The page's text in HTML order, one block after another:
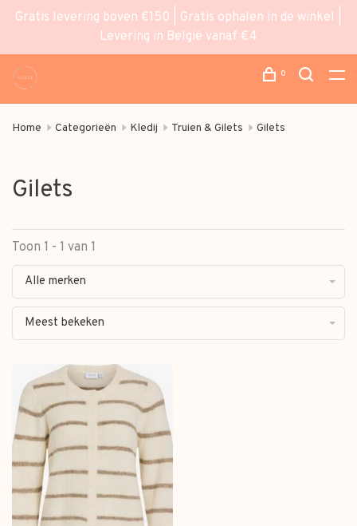
Gratis levering boven €150 | Gratis ophalen in de winkel |
Levering in België vanaf €4
0
Home Categorieën Kledij Truien & Gilets Gilets
Gilets
Toon 1 - 1 van 1
Alle merken
Meest bekeken